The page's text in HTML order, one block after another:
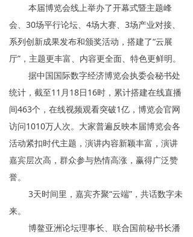
本届博览会线上举办了开幕式暨主题峰
会、30场平行论坛、4场大赛、3场产业对接、
系列创新成果发布和颁奖活动，搭建了“云展
厅”，主题更丰富、内容更全面、特色更鲜明。
据中国国际数字经济博览会执委会秘书处
统计，截至11月18日16时，累计搭建在线直播
间463个，在线视频观看突破1亿，博览会官网
访问1010万人次。大家普遍反映本届博览会各
活动紧扣时代主题，演讲内容新颖丰富，演讲
嘉宾层次高，群众参与热情高涨，赢得广泛赞
誉。
3天时间里，嘉宾齐聚“云端”，共话数字未
来。
博鳌亚洲论坛理事长、联合国前秘书长潘